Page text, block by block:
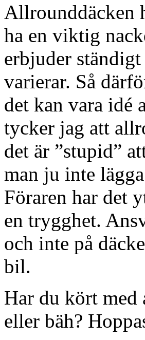
Allrounddäcken
ha en viktig
erbjuder
varierar. Så
det kan vara idé
tycker jag att
det är ”stupid”
man ju inte
Föraren har det
en trygghet.
och inte på
bil.
Har du kört med
eller bäh?